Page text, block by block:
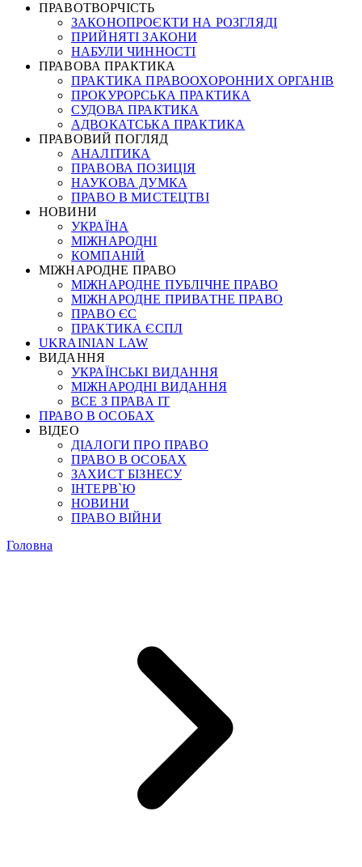
ПРАВОТВОРЧІСТЬ
ЗАКОНОПРОЄКТИ НА РОЗГЛЯДІ
ПРИЙНЯТІ ЗАКОНИ
НАБУЛИ ЧИННОСТІ
ПРАВОВА ПРАКТИКА
ПРАКТИКА ПРАВООХОРОННИХ ОРГАНІВ
ПРОКУРОРСЬКА ПРАКТИКА
СУДОВА ПРАКТИКА
АДВОКАТСЬКА ПРАКТИКА
ПРАВОВИЙ ПОГЛЯД
АНАЛІТИКА
ПРАВОВА ПОЗИЦІЯ
НАУКОВА ДУМКА
ПРАВО В МИСТЕЦТВІ
НОВИНИ
УКРАЇНА
МІЖНАРОДНІ
КОМПАНІЙ
МІЖНАРОДНЕ ПРАВО
МІЖНАРОДНЕ ПУБЛІЧНЕ ПРАВО
МІЖНАРОДНЕ ПРИВАТНЕ ПРАВО
ПРАВО ЄС
ПРАКТИКА ЄСПЛ
UKRAINIAN LAW
ВИДАННЯ
УКРАЇНСЬКІ ВИДАННЯ
МІЖНАРОДНІ ВИДАННЯ
ВСЕ З ПРАВА ІТ
ПРАВО В ОСОБАХ
ВІДЕО
ДІАЛОГИ ПРО ПРАВО
ПРАВО В ОСОБАХ
ЗАХИСТ БІЗНЕСУ
ІНТЕРВ`Ю
НОВИНИ
ПРАВО ВІЙНИ
Головна